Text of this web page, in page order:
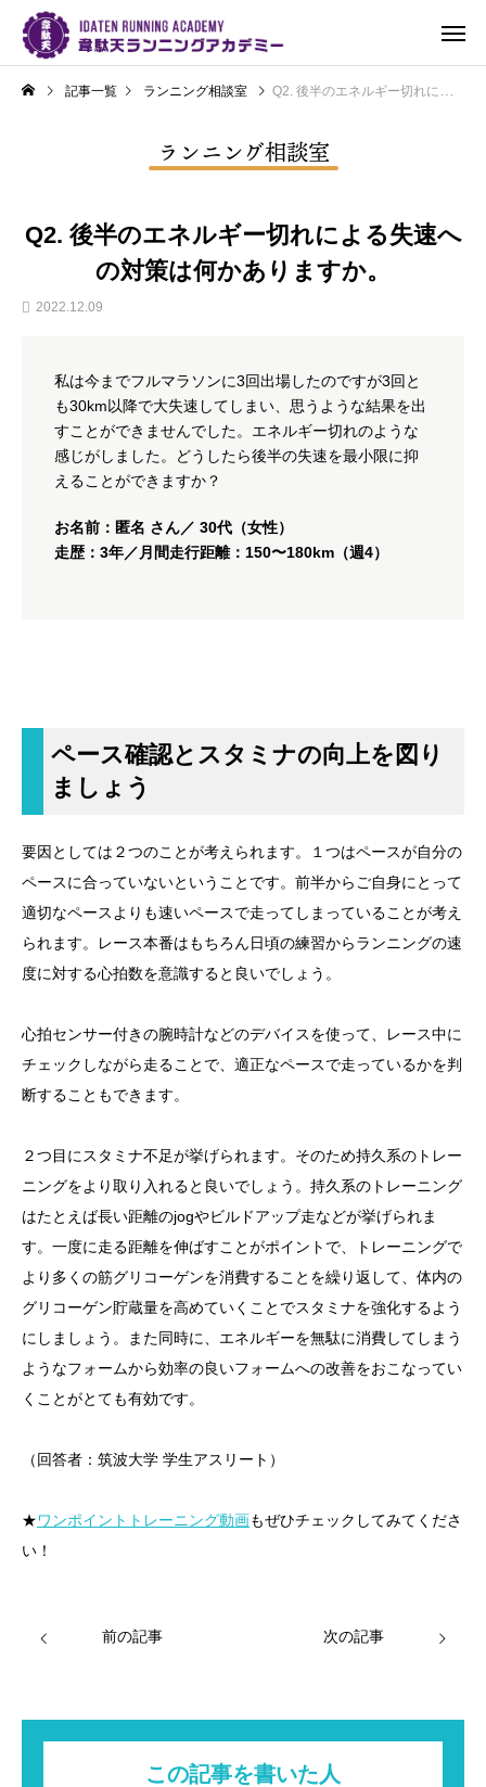
記事一覧 ランニング相談室 Q2. 後半のエネルギー切れによる失速への対策は何かありますか。
ランニング相談室
Q2. 後半のエネルギー切れによる失速へ
の対策は何かありますか。
2022.12.09
私は今までフルマラソンに3回出場したのですが3回と
も30km以降で大失速してしまい、思うような結果を出
すことができませんでした。エネルギー切れのような
感じがしました。どうしたら後半の失速を最小限に抑
えることができますか？
お名前：匿名 さん／ 30代（女性）
走歴：3年／月間走行距離：150〜180km（週4）
ペース確認とスタミナの向上を図り
ましょう
要因としては２つのことが考えられます。１つはペースが自分の
ペースに合っていないということです。前半からご自身にとって
適切なペースよりも速いペースで走ってしまっていることが考え
られます。レース本番はもちろん日頃の練習からランニングの速
度に対する心拍数を意識すると良いでしょう。
心拍センサー付きの腕時計などのデバイスを使って、レース中に
チェックしながら走ることで、適正なペースで走っているかを判
断することもできます。
２つ目にスタミナ不足が挙げられます。そのため持久系のトレー
ニングをより取り入れると良いでしょう。持久系のトレーニング
はたとえば長い距離のjogやビルドアップ走などが挙げられま
す。一度に走る距離を伸ばすことがポイントで、トレーニングで
より多くの筋グリコーゲンを消費することを繰り返して、体内の
グリコーゲン貯蔵量を高めていくことでスタミナを強化するよう
にしましょう。また同時に、エネルギーを無駄に消費してしまう
ようなフォームから効率の良いフォームへの改善をおこなってい
くことがとても有効です。
（回答者：筑波大学 学生アスリート）
★ワンポイントトレーニング動画もぜひチェックしてみてくださ
い！
前の記事 次の記事
この記事を書いた人